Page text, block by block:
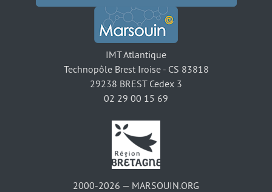
IMT Atlantique
Technopôle Brest Iroise - CS 83818
29238 BREST Cedex 3
02 29 00 15 69
2000-2026 — MARSOUIN.ORG